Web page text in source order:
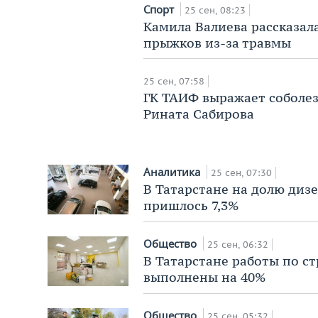
Спорт 25 сен, 08:23
Камила Валиева
прыжков из-за травмы
25 сен, 07:58
ГК ТАИФ выражает
Рината Сабирова
Аналитика 25 сен, 07:30
В Татарстане на долю
пришлось 7,3%
Общество 25 сен, 06:32
В Татарстане работы по
выполнены на 40%
Общество